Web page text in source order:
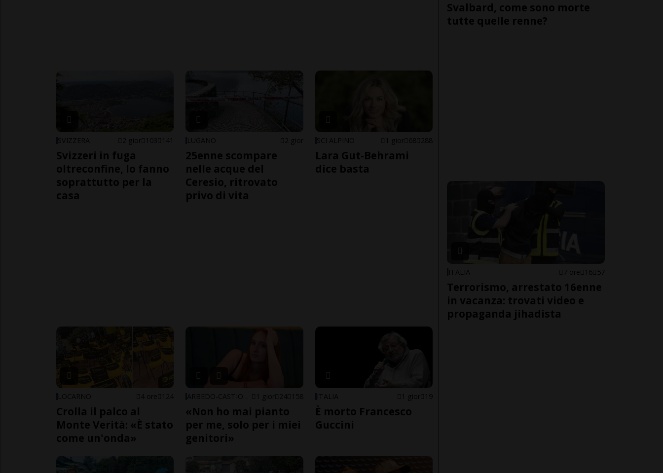
SVIZZERA 2 gior 103 141
Svizzeri in fuga
oltreconfine, lo fanno
soprattutto per la
casa
LUGANO 2 gior
25enne scompare
nelle acque del
Ceresio, ritrovato
privo di vita
SCI ALPINO 1 gior 68 288
Lara Gut-Behrami
dice basta
LOCARNO 4 ore 124
Crolla il palco al
Monte Verità: «È stato
come un'onda»
1 gior 24 158
«Non ho mai pianto
per me, solo per i miei
genitori»
ITALIA 1 gior 19
È morto Francesco
Guccini
Svalbard, come sono morte
tutte quelle renne?
ITALIA 7 ore 16 57
Terrorismo, arrestato 16enne
in vacanza: trovati video e
propaganda jihadista